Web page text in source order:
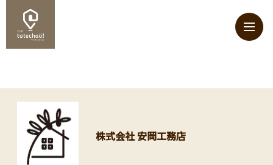
株式会社 安岡工務店